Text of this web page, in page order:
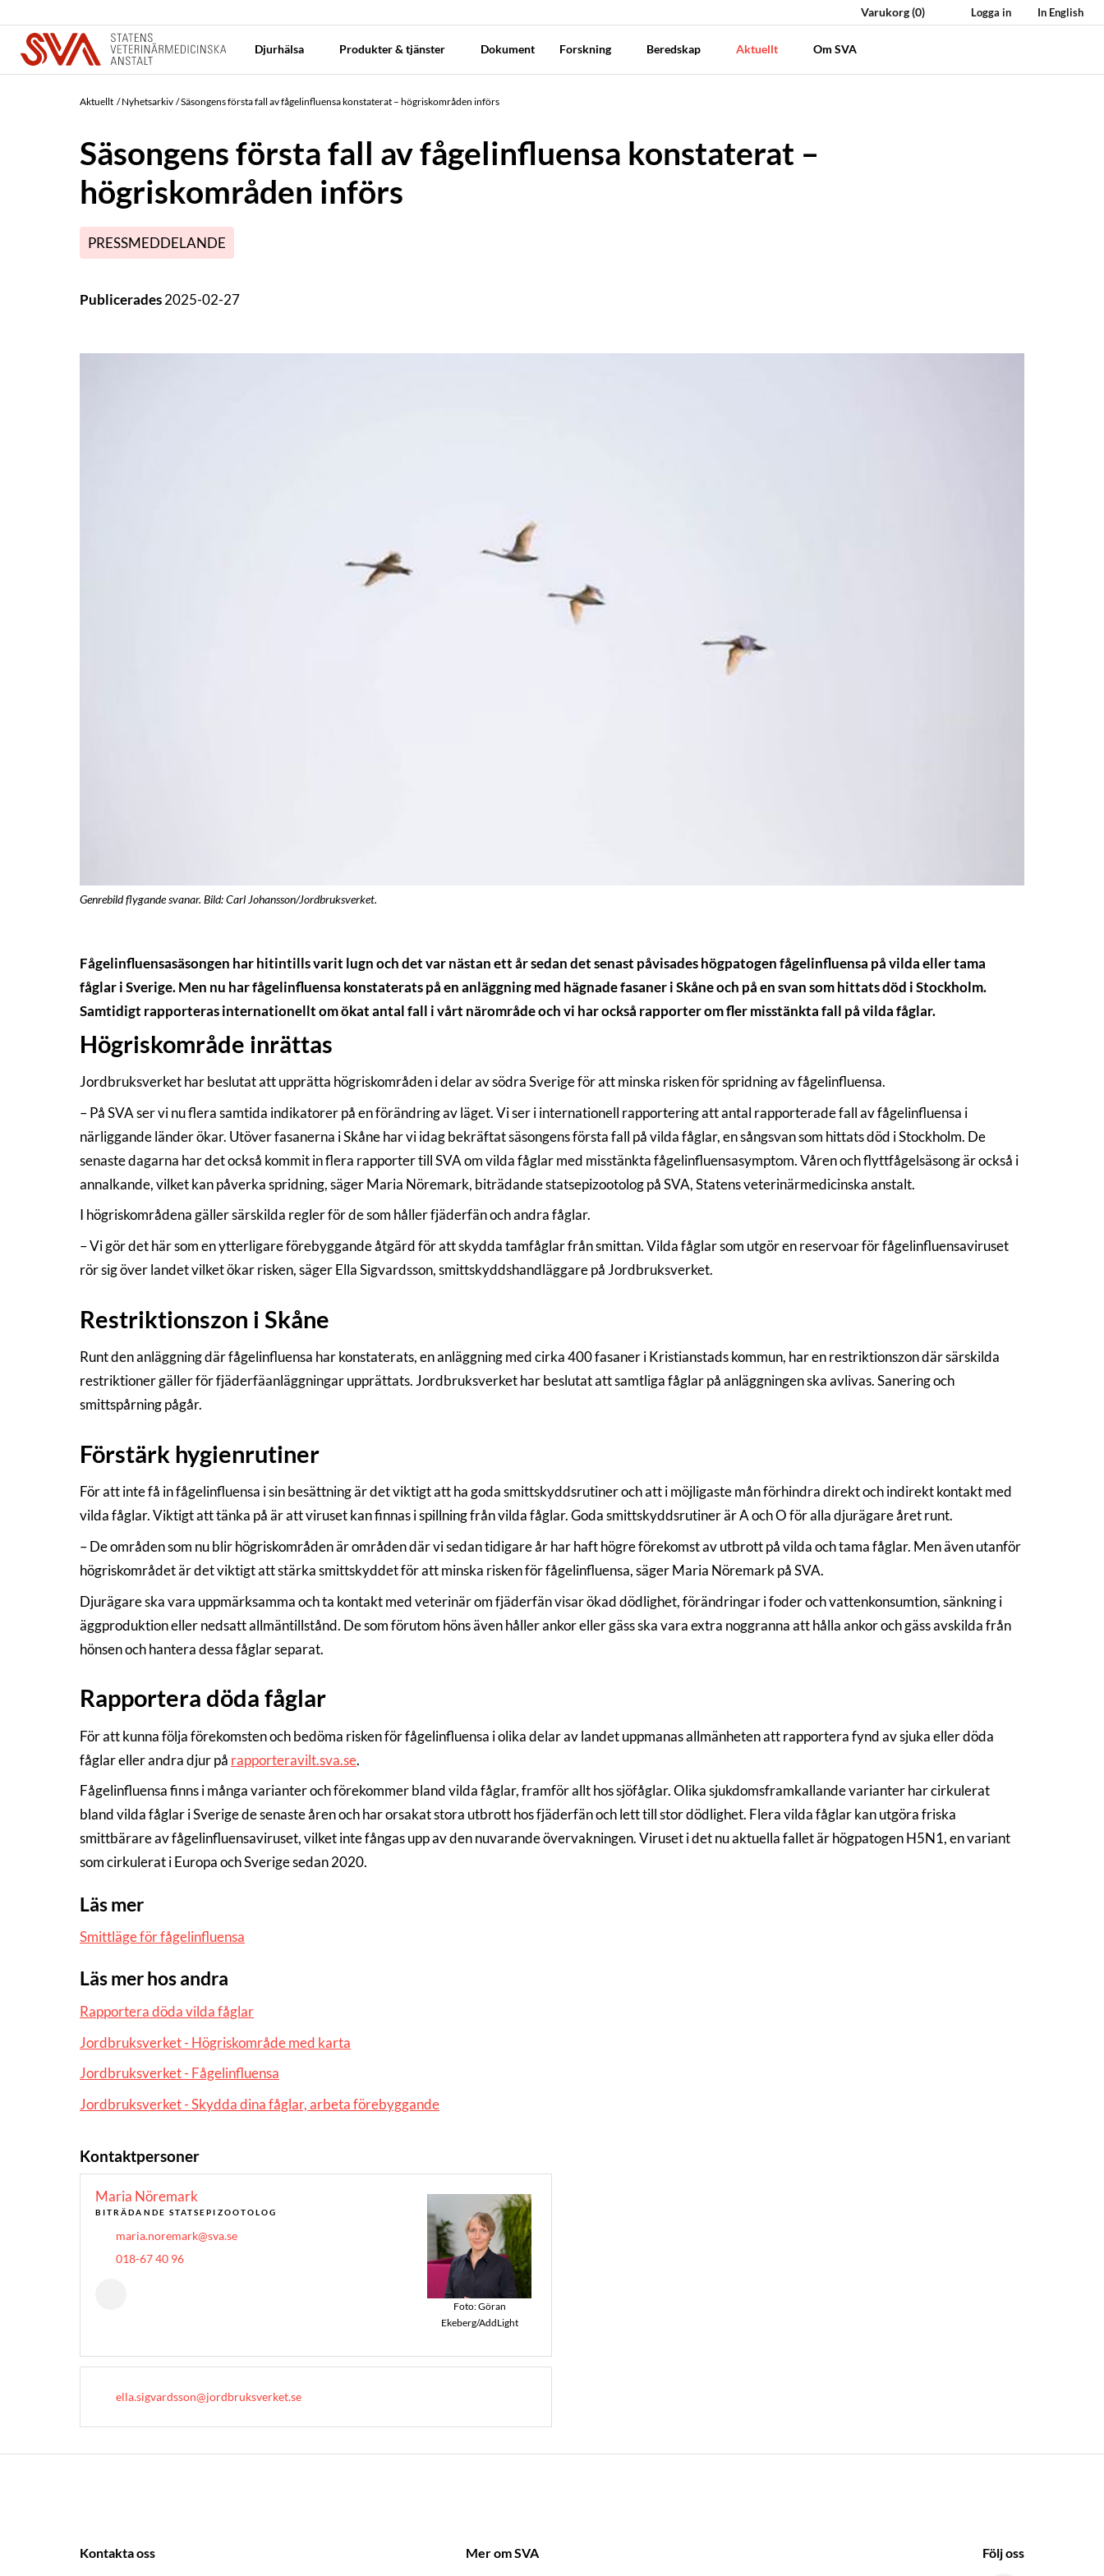
Varukorg(0) Logga in In English
Djurhälsa Produkter & tjänster Dokument Forskning Beredskap Aktuellt Om SVA
Aktuellt Nyhetsarkiv Säsongens första fall av fågelinfluensa konstaterat – högriskområden införs
Säsongens första fall av fågelinfluensa konstaterat –
högriskområden införs
PRESSMEDDELANDE
Publicerades2025-02-27
Genrebild flygande svanar. Bild: Carl Johansson/Jordbruksverket.
Fågelinfluensasäsongen har hitintills varit lugn och det var nästan ett år sedan det senast påvisades högpatogen fågelinfluensa på vilda eller tama
fåglar i Sverige. Men nu har fågelinfluensa konstaterats på en anläggning med hägnade fasaner i Skåne och på en svan som hittats död i Stockholm.
Samtidigt rapporteras internationellt om ökat antal fall i vårt närområde och vi har också rapporter om fler misstänkta fall på vilda fåglar.
Högriskområde inrättas
Jordbruksverket har beslutat att upprätta högriskområden i delar av södra Sverige för att minska risken för spridning av fågelinfluensa.
– På SVA ser vi nu flera samtida indikatorer på en förändring av läget. Vi ser i internationell rapportering att antal rapporterade fall av fågelinfluensa i
närliggande länder ökar. Utöver fasanerna i Skåne har vi idag bekräftat säsongens första fall på vilda fåglar, en sångsvan som hittats död i Stockholm. De
senaste dagarna har det också kommit in flera rapporter till SVA om vilda fåglar med misstänkta fågelinfluensasymptom. Våren och flyttfågelsäsong är också i
annalkande, vilket kan påverka spridning, säger Maria Nöremark, biträdande statsepizootolog på SVA, Statens veterinärmedicinska anstalt.
I högriskområdena gäller särskilda regler för de som håller fjäderfän och andra fåglar.
– Vi gör det här som en ytterligare förebyggande åtgärd för att skydda tamfåglar från smittan. Vilda fåglar som utgör en reservoar för fågelinfluensaviruset
rör sig över landet vilket ökar risken, säger Ella Sigvardsson, smittskyddshandläggare på Jordbruksverket.
Restriktionszon i Skåne
Runt den anläggning där fågelinfluensa har konstaterats, en anläggning med cirka 400 fasaner i Kristianstads kommun, har en restriktionszon där särskilda
restriktioner gäller för fjäderfäanläggningar upprättats. Jordbruksverket har beslutat att samtliga fåglar på anläggningen ska avlivas. Sanering och
smittspårning pågår.
Förstärk hygienrutiner
För att inte få in fågelinfluensa i sin besättning är det viktigt att ha goda smittskyddsrutiner och att i möjligaste mån förhindra direkt och indirekt kontakt med
vilda fåglar. Viktigt att tänka på är att viruset kan finnas i spillning från vilda fåglar. Goda smittskyddsrutiner är A och O för alla djurägare året runt.
– De områden som nu blir högriskområden är områden där vi sedan tidigare år har haft högre förekomst av utbrott på vilda och tama fåglar. Men även utanför
högriskområdet är det viktigt att stärka smittskyddet för att minska risken för fågelinfluensa, säger Maria Nöremark på SVA.
Djurägare ska vara uppmärksamma och ta kontakt med veterinär om fjäderfän visar ökad dödlighet, förändringar i foder och vattenkonsumtion, sänkning i
äggproduktion eller nedsatt allmäntillstånd. De som förutom höns även håller ankor eller gäss ska vara extra noggranna att hålla ankor och gäss avskilda från
hönsen och hantera dessa fåglar separat.
Rapportera döda fåglar
För att kunna följa förekomsten och bedöma risken för fågelinfluensa i olika delar av landet uppmanas allmänheten att rapportera fynd av sjuka eller döda
fåglar eller andra djur på rapporteravilt.sva.se.
Fågelinfluensa finns i många varianter och förekommer bland vilda fåglar, framför allt hos sjöfåglar. Olika sjukdomsframkallande varianter har cirkulerat
bland vilda fåglar i Sverige de senaste åren och har orsakat stora utbrott hos fjäderfän och lett till stor dödlighet. Flera vilda fåglar kan utgöra friska
smittbärare av fågelinfluensaviruset, vilket inte fångas upp av den nuvarande övervakningen. Viruset i det nu aktuella fallet är högpatogen H5N1, en variant
som cirkulerat i Europa och Sverige sedan 2020.
Läs mer
Smittläge för fågelinfluensa
Läs mer hos andra
Rapportera döda vilda fåglar
Jordbruksverket - Högriskområde med karta
Jordbruksverket - Fågelinfluensa
Jordbruksverket - Skydda dina fåglar, arbeta förebyggande
Kontaktpersoner
Maria Nöremark
BITRÄDANDE STATSEPIZOOTOLOG
maria.noremark@sva.se
018-67 40 96
Foto: Göran
Ekeberg/AddLight
ella.sigvardsson@jordbruksverket.se
Kontakta oss Mer om SVA Följ oss